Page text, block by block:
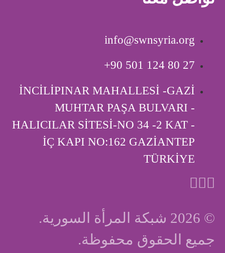
info@swnsyria.org
‎+90 501 124 80 27
İNCİLİPINAR MAHALLESİ -GAZİ
MUHTAR PAŞA BULVARI -
HALICILAR SİTESİ-NO 34 -2 KAT -
İÇ KAPI ‎NO:162 GAZİANTEP
TÜRKİYE
© 2026 شبكة المرأة السورية.
جميع الحقوق محفوظة.